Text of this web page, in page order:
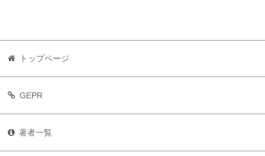
トップページ
GEPR
著者一覧